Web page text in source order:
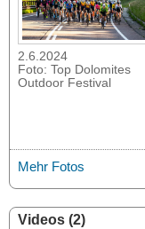
2.6.2024
Foto: Top Dolomites
Outdoor Festival
Mehr Fotos
Videos (2)